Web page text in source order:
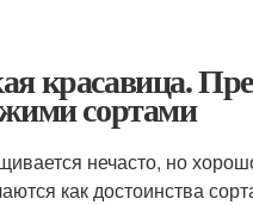
красавица.
сортами
нечасто, но
как достоинства